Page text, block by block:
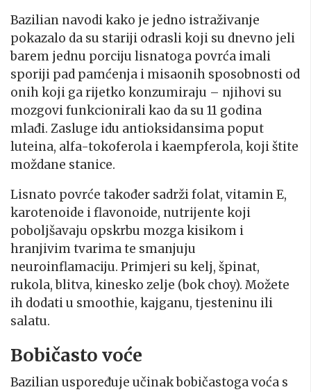
Bazilian navodi kako je jedno istraživanje
pokazalo da su stariji odrasli koji su dnevno jeli
barem jednu porciju lisnatoga povrća imali
sporiji pad pamćenja i misaonih sposobnosti od
onih koji ga rijetko konzumiraju – njihovi su
mozgovi funkcionirali kao da su 11 godina
mlađi. Zasluge idu antioksidansima poput
luteina, alfa-tokoferola i kaempferola, koji štite
moždane stanice.
Lisnato povrće također sadrži folat, vitamin E,
karotenoide i flavonoide, nutrijente koji
poboljšavaju opskrbu mozga kisikom i
hranjivim tvarima te smanjuju
neuroinflamaciju. Primjeri su kelj, špinat,
rukola, blitva, kinesko zelje (bok choy). Možete
ih dodati u smoothie, kajganu, tjesteninu ili
salatu.
Bobičasto voće
Bazilian uspoređuje učinak bobičastoga voća s